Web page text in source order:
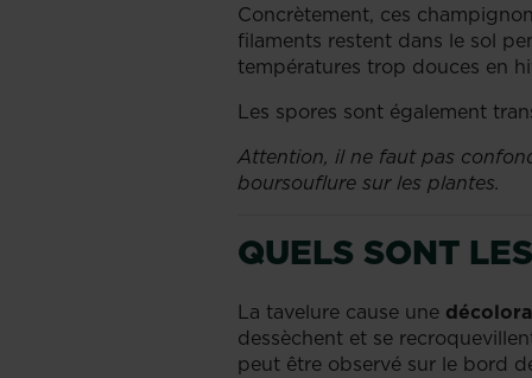
Concrètement, ces
filaments restent dans le sol
températures trop douces en
Les spores sont également
Attention, il ne faut pas
boursouflure sur les plantes.
QUELS SONT
La tavelure cause une
dessèchent et se
peut être observé sur le bord